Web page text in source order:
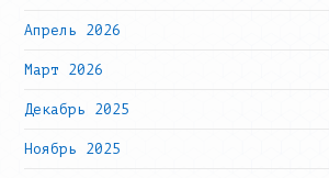
Апрель 2026
Март 2026
Декабрь 2025
Ноябрь 2025